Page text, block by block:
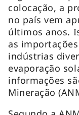
colocação, a
no país vem
últimos anos.
as
indústrias
evaporação
informações
Mineração